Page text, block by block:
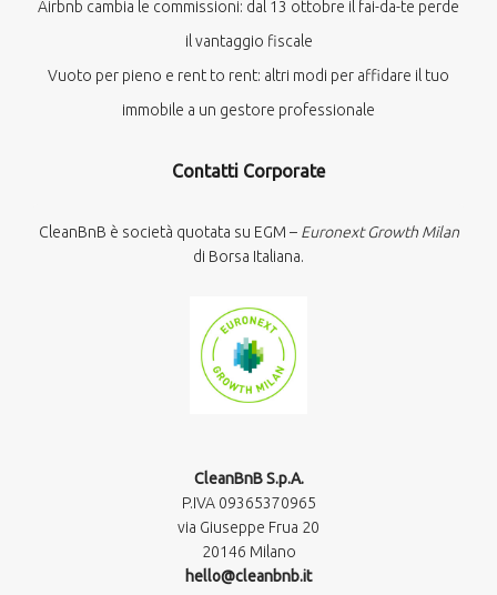
Airbnb cambia le commissioni: dal 13 ottobre il fai-da-te perde
il vantaggio fiscale
Vuoto per pieno e rent to rent: altri modi per affidare il tuo
immobile a un gestore professionale
Contatti Corporate
CleanBnB è società quotata su EGM – Euronext Growth Milan
di Borsa Italiana.
CleanBnB S.p.A.
P.IVA 09365370965​
via Giuseppe Frua 20
20146 Milano
hello@cleanbnb.it